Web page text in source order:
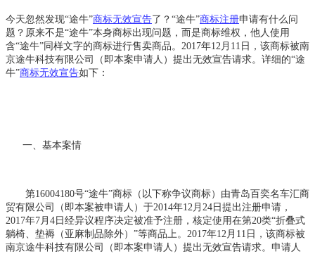
今天忽然发现“途牛”商标无效宣告了？“途牛”商标注册申请有什么问
题？原来不是“途牛”本身商标出现问题，而是商标维权，他人使用
含“途牛”同样文字的商标进行售卖商品。2017年12月11日，该商标被南
京途牛科技有限公司（即本案申请人）提出无效宣告请求。详细的“途
牛”商标无效宣告如下：
一、基本案情
第16004180号“途牛”商标（以下称争议商标）由青岛百奕名车汇商
贸有限公司（即本案被申请人）于2014年12月24日提出注册申请，
2017年7月4日经异议程序决定被准予注册，核定使用在第20类“折叠式
躺椅、垫褥（亚麻制品除外）”等商品上。2017年12月11日，该商标被
南京途牛科技有限公司（即本案申请人）提出无效宣告请求。申请人